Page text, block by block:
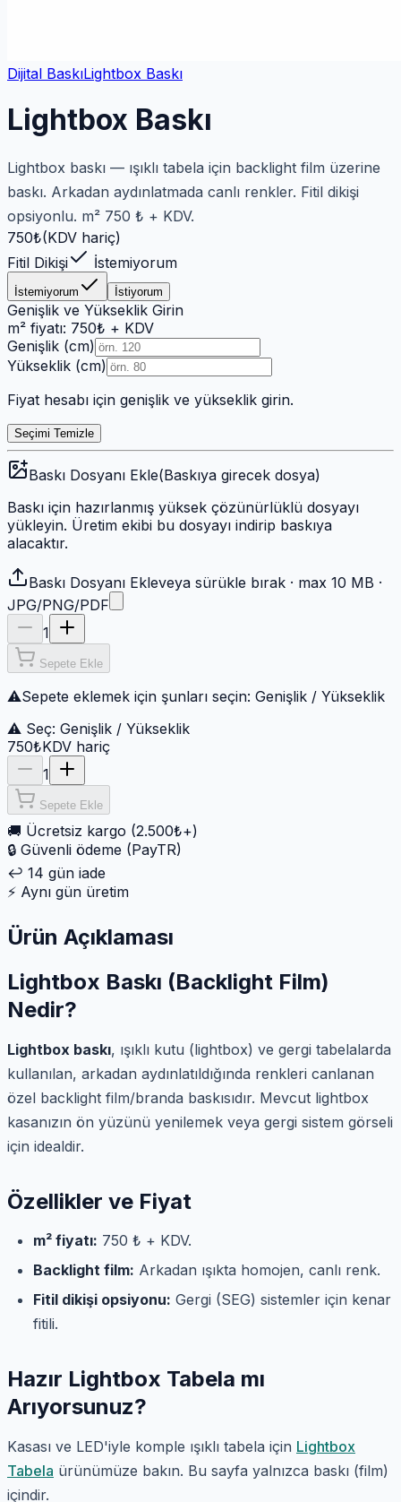
Dijital BaskıLightbox Baskı
Lightbox Baskı
Lightbox baskı — ışıklı tabela için backlight film üzerine
baskı. Arkadan aydınlatmada canlı renkler. Fitil dikişi
opsiyonlu. m² 750 ₺ + KDV.
750₺(KDV hariç)
Fitil Dikişi
İstemiyorum
İstemiyorum İstiyorum
Genişlik ve Yükseklik Girin
m² fiyatı: 750₺ + KDV
Genişlik (cm)
Yükseklik (cm)
Fiyat hesabı için genişlik ve yükseklik girin.
Seçimi Temizle
Baskı Dosyanı Ekle(Baskıya girecek dosya)
Baskı için hazırlanmış yüksek çözünürlüklü dosyayı
yükleyin. Üretim ekibi bu dosyayı indirip baskıya
alacaktır.
Baskı Dosyanı Ekleveya sürükle bırak · max 10 MB ·
JPG/PNG/PDF
1
Sepete Ekle
⚠Sepete eklemek için şunları seçin: Genişlik / Yükseklik
⚠ Seç: Genişlik / Yükseklik
750₺KDV hariç
1
Sepete Ekle
🚚 Ücretsiz kargo (2.500₺+)
🔒 Güvenli ödeme (PayTR)
↩️ 14 gün iade
⚡ Aynı gün üretim
Ürün Açıklaması
Lightbox Baskı (Backlight Film)
Nedir?
Lightbox baskı, ışıklı kutu (lightbox) ve gergi tabelalarda
kullanılan, arkadan aydınlatıldığında renkleri canlanan
özel backlight film/branda baskısıdır. Mevcut lightbox
kasanızın ön yüzünü yenilemek veya gergi sistem görseli
için idealdir.
Özellikler ve Fiyat
m² fiyatı: 750 ₺ + KDV.
Backlight film: Arkadan ışıkta homojen, canlı renk.
Fitil dikişi opsiyonu: Gergi (SEG) sistemler için kenar
fitili.
Hazır Lightbox Tabela mı
Arıyorsunuz?
Kasası ve LED'iyle komple ışıklı tabela için Lightbox
Tabela ürünümüze bakın. Bu sayfa yalnızca baskı (film)
içindir.